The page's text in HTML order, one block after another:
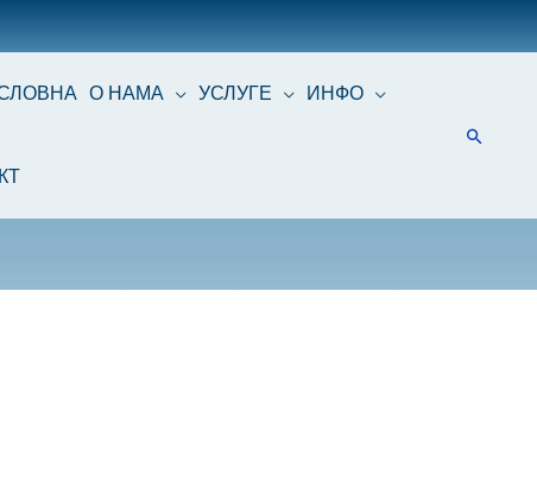
О НАМА УСЛУГЕ ИНФО